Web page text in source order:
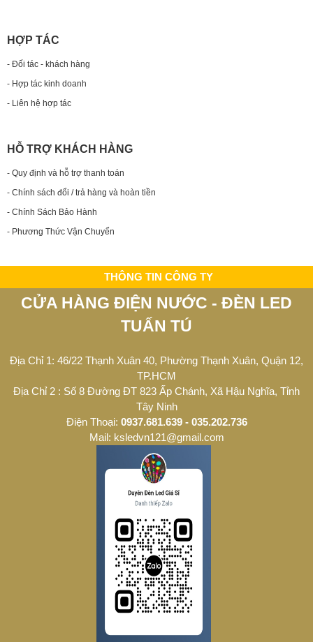
HỢP TÁC
- Đối tác - khách hàng
- Hợp tác kinh doanh
- Liên hệ hợp tác
HỖ TRỢ KHÁCH HÀNG
- Quy định và hỗ trợ thanh toán
- Chính sách đổi / trả hàng và hoàn tiền
- Chính Sách Bảo Hành
- Phương Thức Vận Chuyển
THÔNG TIN CÔNG TY
CỬA HÀNG ĐIỆN NƯỚC - ĐÈN LED
TUẤN TÚ
Địa Chỉ 1: 46/22 Thạnh Xuân 40, Phường Thạnh Xuân, Quận 12,
TP.HCM
Địa Chỉ 2 : Số 8 Đường ĐT 823 Ấp Chánh, Xã Hậu Nghĩa, Tỉnh
Tây Ninh
Điện Thoại: 0937.681.639 - 035.202.736
Mail: ksledvn121@gmail.com